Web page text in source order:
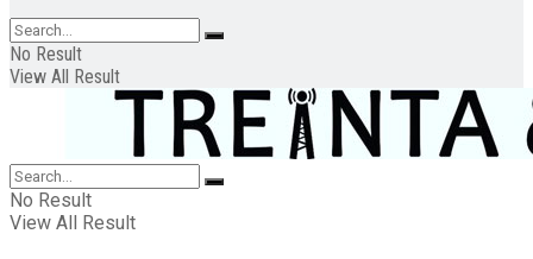
No Result
View All Result
No Result
View All Result